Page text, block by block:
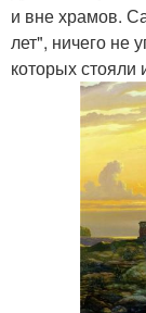
и вне храмов.
лет", ничего не
которых стояли